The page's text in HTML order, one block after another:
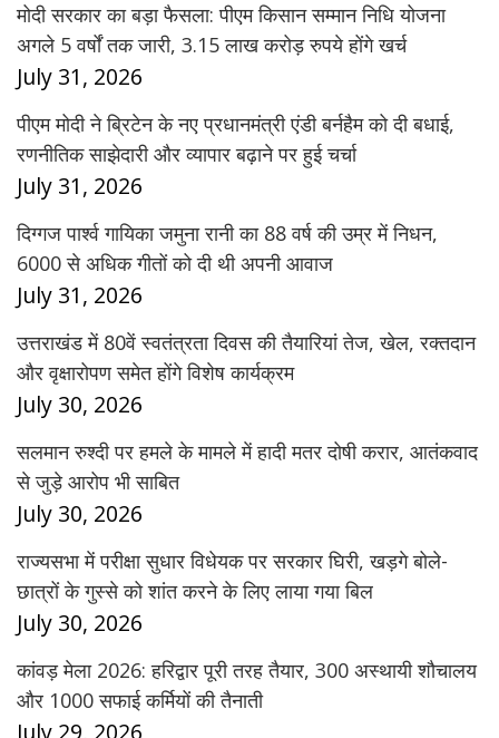
मोदी सरकार का बड़ा फैसला: पीएम किसान सम्मान निधि योजना
अगले 5 वर्षों तक जारी, 3.15 लाख करोड़ रुपये होंगे खर्च
July 31, 2026
पीएम मोदी ने ब्रिटेन के नए प्रधानमंत्री एंडी बर्नहैम को दी बधाई,
रणनीतिक साझेदारी और व्यापार बढ़ाने पर हुई चर्चा
July 31, 2026
दिग्गज पार्श्व गायिका जमुना रानी का 88 वर्ष की उम्र में निधन,
6000 से अधिक गीतों को दी थी अपनी आवाज
July 31, 2026
उत्तराखंड में 80वें स्वतंत्रता दिवस की तैयारियां तेज, खेल, रक्तदान
और वृक्षारोपण समेत होंगे विशेष कार्यक्रम
July 30, 2026
सलमान रुश्दी पर हमले के मामले में हादी मतर दोषी करार, आतंकवाद
से जुड़े आरोप भी साबित
July 30, 2026
राज्यसभा में परीक्षा सुधार विधेयक पर सरकार घिरी, खड़गे बोले-
छात्रों के गुस्से को शांत करने के लिए लाया गया बिल
July 30, 2026
कांवड़ मेला 2026: हरिद्वार पूरी तरह तैयार, 300 अस्थायी शौचालय
और 1000 सफाई कर्मियों की तैनाती